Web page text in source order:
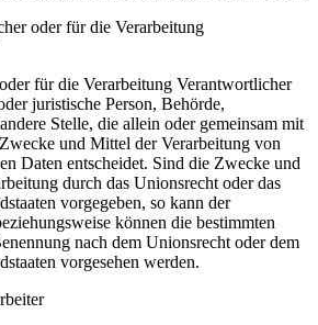
oder für die Verarbeitung
für die Verarbeitung Verantwortlicher
juristische Person, Behörde,
Stelle, die allein oder gemeinsam mit
und Mittel der Verarbeitung von
Daten entscheidet. Sind die Zwecke und
durch das Unionsrecht oder das
vorgegeben, so kann der
können die bestimmten
nach dem Unionsrecht oder dem
vorgesehen werden.